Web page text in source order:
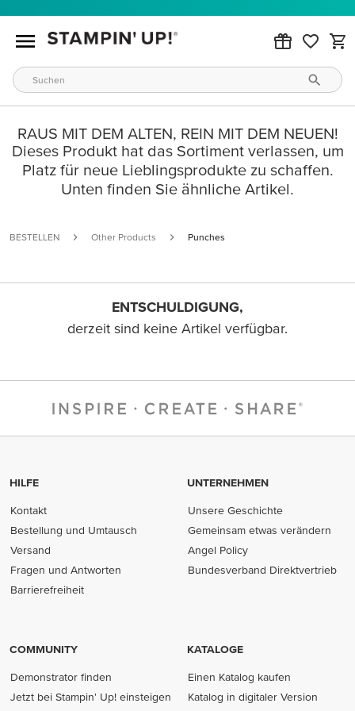
RAUS MIT DEM ALTEN, REIN MIT DEM NEUEN!
Dieses Produkt hat das Sortiment verlassen, um
Platz für neue Lieblingsprodukte zu schaffen.
Unten finden Sie ähnliche Artikel.
BESTELLEN Other Products Punches
ENTSCHULDIGUNG,
derzeit sind keine Artikel verfügbar.
HILFE
Kontakt
Bestellung und Umtausch
Versand
Fragen und Antworten
Barrierefreiheit
UNTERNEHMEN
Unsere Geschichte
Gemeinsam etwas verändern
Angel Policy
Bundesverband Direktvertrieb
COMMUNITY
Demonstrator finden
Jetzt bei Stampin' Up! einsteigen
KATALOGE
Einen Katalog kaufen
Katalog in digitaler Version